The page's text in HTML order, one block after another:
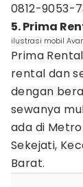
0812-9053-
5. Prima
ilustrasi mobil
Prima
rental dan
dengan
sewanya
ada di
Sekejati,
Barat.